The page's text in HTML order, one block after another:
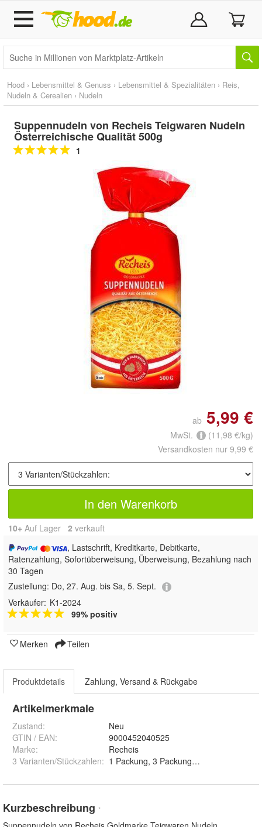
Hood › Lebensmittel & Genuss › Lebensmittel & Spezialitäten › Reis,
Nudeln & Cerealien › Nudeln
Suppennudeln von Recheis Teigwaren Nudeln
Österreichische Qualität 500g
1
Doppelt antippen zum
vergrößern
ab 5,99 €
MwSt.
(11,98 €/kg)
Versandkosten nur 9,99 €
In den Warenkorb
10+ Auf Lager 2 verkauft
, Lastschrift, Kreditkarte, Debitkarte,
Ratenzahlung, Sofortüberweisung, Überweisung, Bezahlung nach
30 Tagen
Zustellung: Do, 27. Aug. bis Sa, 5. Sept.
Verkäufer: K1-2024
99% positiv
Merken Teilen
Produktdetails Zahlung, Versand & Rückgabe
Artikelmerkmale
Zustand:
Neu
GTIN / EAN:
9000452040525
Marke:
Recheis
3 Varianten/Stückzahlen:
Kurzbeschreibung *